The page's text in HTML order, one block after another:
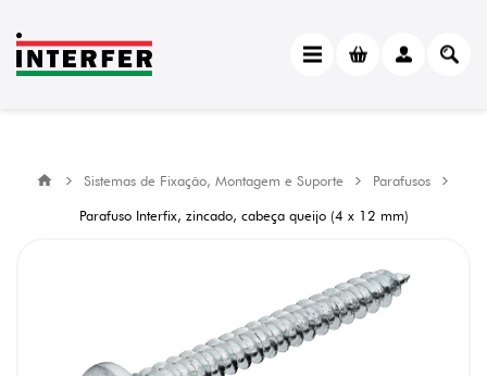
Sistemas de Fixação, Montagem e Suporte
Parafusos
Parafuso Interfix, zincado, cabeça queijo (4 x 12 mm)